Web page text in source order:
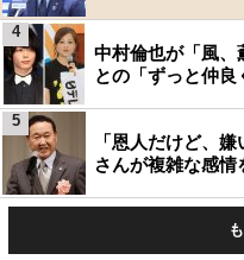
中村倫也が「風
との「ずっと仲
4
「恩人だけど、
さんが複雑な感
5